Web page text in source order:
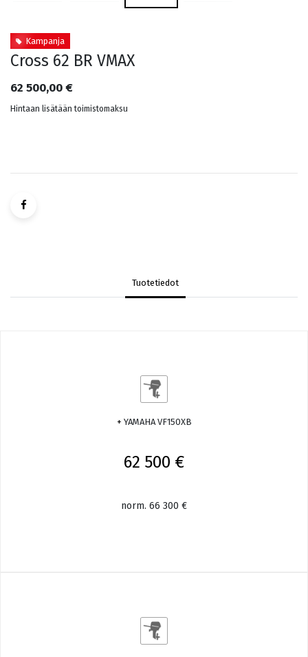
Kampanja
Cross 62 BR VMAX
62 500,00€
Hintaan lisätään toimistomaksu
Tuotetiedot
+ YAMAHA VF150XB
62 500 €
norm. 66 300 €